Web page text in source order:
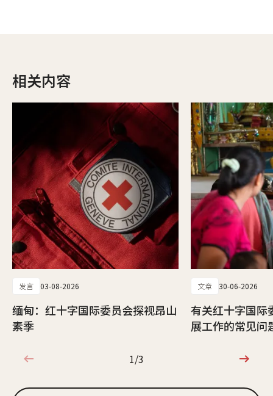
相关内容
发言 03-08-2026
缅甸：红十字国际委员会探视昂山
素季
文章 30-06-2026
有关红十字国际
展工作的常见问
1/3
1/3